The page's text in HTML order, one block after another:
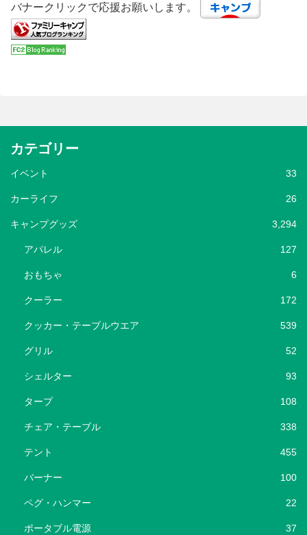
バナークリックで応援お願いします。
カテゴリー
イベント 33
カーライフ 26
キャンプグッズ 3,294
アパレル 127
おもちゃ 6
クーラー 172
クッカー・テーブルウエア 539
グリル 52
シェルター 93
タープ 108
チェア・テーブル 338
テント 455
バーナー 100
ペグ・ハンマー 22
ポータブル電源 37